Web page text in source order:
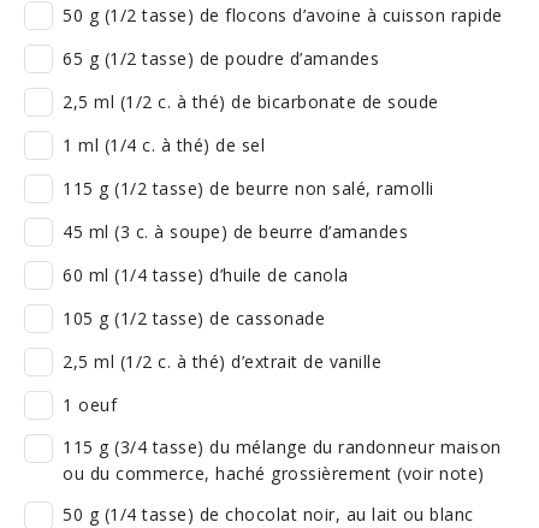
50 g (1/2 tasse) de flocons d’avoine à cuisson rapide
65 g (1/2 tasse) de poudre d’amandes
2,5 ml (1/2 c. à thé) de bicarbonate de soude
1 ml (1/4 c. à thé) de sel
115 g (1/2 tasse) de beurre non salé, ramolli
45 ml (3 c. à soupe) de beurre d’amandes
60 ml (1/4 tasse) d’huile de canola
105 g (1/2 tasse) de cassonade
2,5 ml (1/2 c. à thé) d’extrait de vanille
1 oeuf
115 g (3/4 tasse) du mélange du randonneur maison
ou du commerce, haché grossièrement (voir note)
50 g (1/4 tasse) de chocolat noir, au lait ou blanc